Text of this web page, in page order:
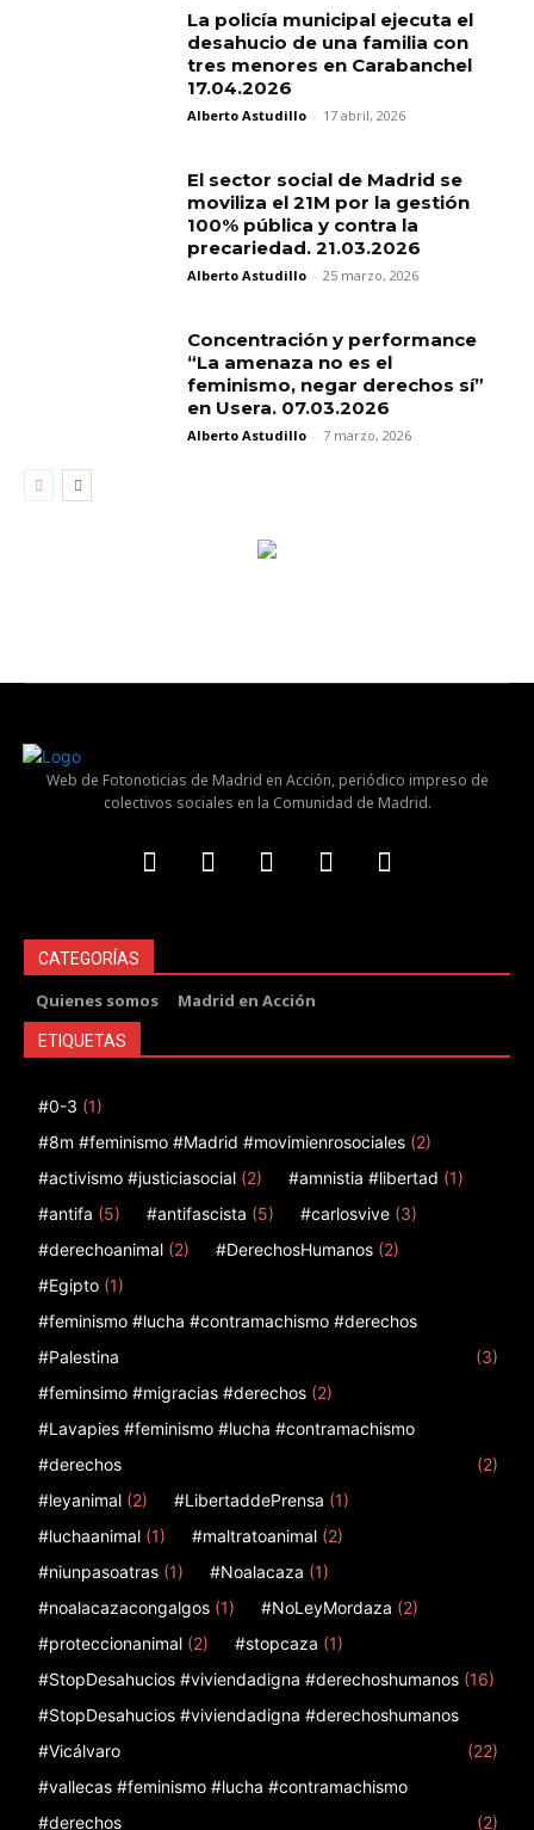
La policía municipal ejecuta el
desahucio de una familia con
tres menores en Carabanchel
17.04.2026
Alberto Astudillo - 17 abril, 2026
El sector social de Madrid se
moviliza el 21M por la gestión
100% pública y contra la
precariedad. 21.03.2026
Alberto Astudillo - 25 marzo, 2026
Concentración y performance
“La amenaza no es el
feminismo, negar derechos sí”
en Usera. 07.03.2026
Alberto Astudillo - 7 marzo, 2026
Web de Fotonoticias de Madrid en Acción, periódico impreso de
colectivos sociales en la Comunidad de Madrid.
CATEGORÍAS
Quienes somos Madrid en Acción
ETIQUETAS
#0-3 (1)
#8m #feminismo #Madrid #movimienrosociales (2)
#activismo #justiciasocial (2) #amnistia #libertad (1)
#antifa (5) #antifascista (5) #carlosvive (3)
#derechoanimal (2) #DerechosHumanos (2)
#Egipto (1)
#feminismo #lucha #contramachismo #derechos
#Palestina
(3)
#feminsimo #migracias #derechos (2)
#Lavapies #feminismo #lucha #contramachismo
#derechos
(2)
#leyanimal (2) #LibertaddePrensa (1)
#luchaanimal (1) #maltratoanimal (2)
#niunpasoatras (1) #Noalacaza (1)
#noalacazacongalgos (1) #NoLeyMordaza (2)
#proteccionanimal (2) #stopcaza (1)
#StopDesahucios #viviendadigna #derechoshumanos (16)
#StopDesahucios #viviendadigna #derechoshumanos
#Vicálvaro
(22)
#vallecas #feminismo #lucha #contramachismo
#derechos
(2)